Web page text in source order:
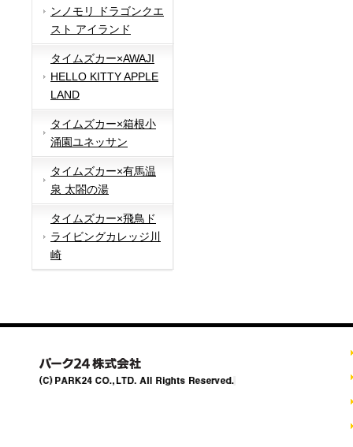
ンノモリ ドラゴンクエ
スト アイランド
タイムズカー×AWAJI
HELLO KITTY APPLE
LAND
タイムズカー×箱根小
涌園ユネッサン
タイムズカー×有馬温
泉 太閤の湯
タイムズカー×飛鳥ド
ライビングカレッジ川
崎